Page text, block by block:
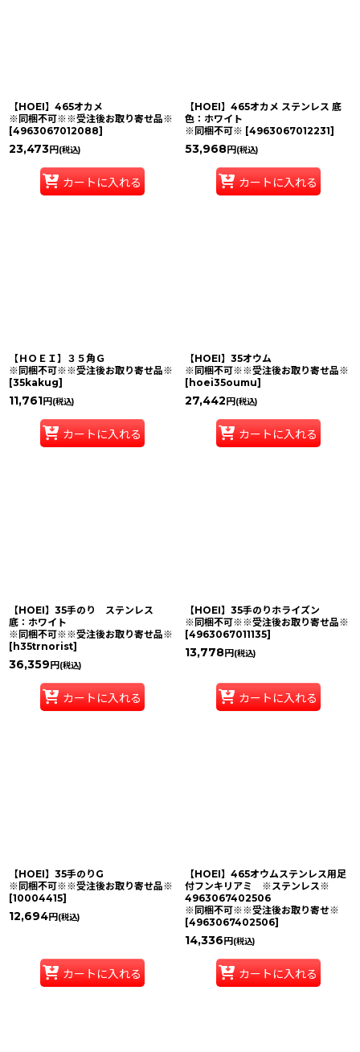
【HOEI】465オカメ
※同梱不可※※受注後お取り寄せ品※
[4963067012088]
23,473円 (税込)
カートに入れる
【HOEI】465オカメ ステンレス 底
色：ホワイト
※同梱不可※ [4963067012231]
53,968円 (税込)
カートに入れる
【ＨＯＥＩ】３５角Ｇ
※同梱不可※※受注後お取り寄せ品※
[35kakug]
11,761円 (税込)
カートに入れる
【HOEI】35オウム
※同梱不可※※受注後お取り寄せ品※
[ hoei35oumu]
27,442 円 (税込)
カートに入れる
【HOEI】35手のり ステンレス
底：ホワイト
※同梱不可※※受注後お取り寄せ品※
[ h35trnorist]
36,359 円 (税込)
カートに入れる
【HOEI】35手のりホライズン
※同梱不可※※受注後お取り寄せ品※
[4963067011135]
13,778円 (税込)
カートに入れる
【HOEI】35手のりG
※同梱不可※※受注後お取り寄せ品※
[10004415]
12,694円 (税込)
カートに入れる
【HOEI】465オウムステンレス用足
付フンキリアミ ※ステンレス※
4963067402506
※同梱不可※※受注後お取り寄せ※
[4963067402506]
14,336 円 (税込)
カートに入れる